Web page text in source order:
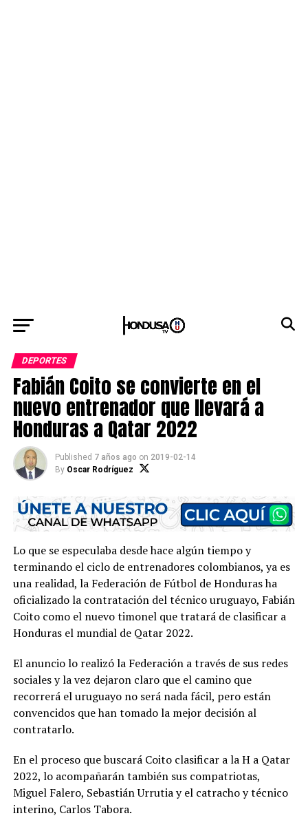
DEPORTES
Fabián Coito se convierte en el
nuevo entrenador que llevará a
Honduras a Qatar 2022
Published 7 años ago on 2019-02-14
By Oscar Rodríguez
Lo que se especulaba desde hace algún tiempo y
terminando el ciclo de entrenadores colombianos, ya es
una realidad, la Federación de Fútbol de Honduras ha
oficializado la contratación del técnico uruguayo, Fabián
Coito como el nuevo timonel que tratará de clasificar a
Honduras el mundial de Qatar 2022.
El anuncio lo realizó la Federación a través de sus redes
sociales y la vez dejaron claro que el camino que
recorrerá el uruguayo no será nada fácil, pero están
convencidos que han tomado la mejor decisión al
contratarlo.
En el proceso que buscará Coito clasificar a la H a Qatar
2022, lo acompañarán también sus compatriotas,
Miguel Falero, Sebastián Urrutia y el catracho y técnico
interino, Carlos Tabora.